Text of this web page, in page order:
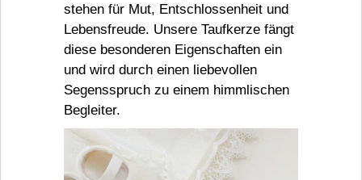
stehen für Mut, Entschlossenheit und
Lebensfreude. Unsere Taufkerze fängt
diese besonderen Eigenschaften ein
und wird durch einen liebevollen
Segensspruch zu einem himmlischen
Begleiter.